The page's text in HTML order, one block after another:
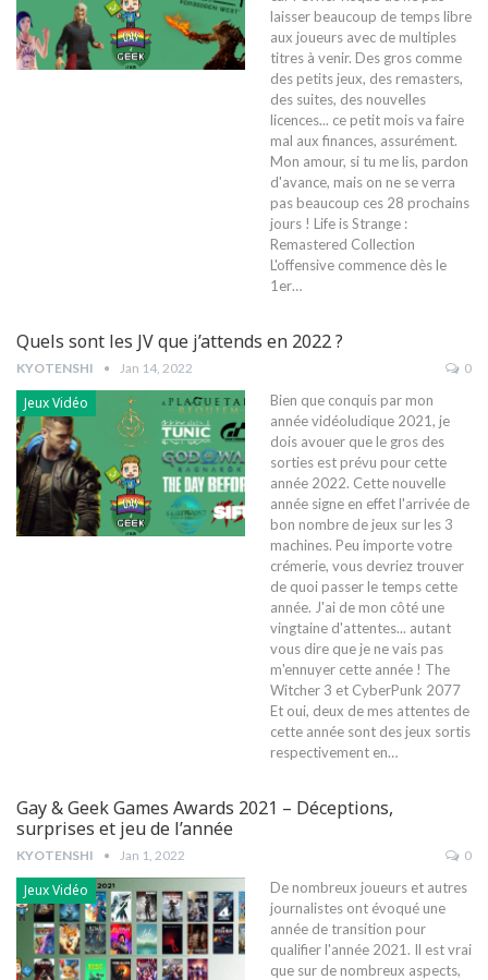
laisser beaucoup de temps libre
aux joueurs avec de multiples
titres à venir. Des gros comme
des petits jeux, des remasters,
des suites, des nouvelles
licences... ce petit mois va faire
mal aux finances, assurément.
Mon amour, si tu me lis, pardon
d'avance, mais on ne se verra
pas beaucoup ces 28 prochains
jours ! Life is Strange :
Remastered Collection
L'offensive commence dès le
1er…
Quels sont les JV que j’attends en 2022 ?
KYOTENSHI Jan 14, 2022 0
Jeux Vidéo
Bien que conquis par mon
année vidéoludique 2021, je
dois avouer que le gros des
sorties est prévu pour cette
année 2022. Cette nouvelle
année signe en effet l'arrivée de
bon nombre de jeux sur les 3
machines. Peu importe votre
crémerie, vous devriez trouver
de quoi passer le temps cette
année. J'ai de mon côté une
vingtaine d'attentes... autant
vous dire que je ne vais pas
m'ennuyer cette année ! The
Witcher 3 et CyberPunk 2077
Et oui, deux de mes attentes de
cette année sont des jeux sortis
respectivement en…
Gay & Geek Games Awards 2021 – Déceptions,
surprises et jeu de l’année
KYOTENSHI Jan 1, 2022 0
Jeux Vidéo
De nombreux joueurs et autres
journalistes ont évoqué une
année de transition pour
qualifier l'année 2021. Il est vrai
que sur de nombreux aspects,